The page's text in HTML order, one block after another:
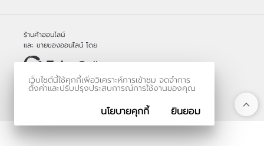
ร้านค้าออนไลน์
และ ขายของออนไลน์ โดย
© 2006-2026
Vevo Systems Co., Ltd.
เว็บไซต์นี้ใช้คุกกี้เพื่อวิเคราะห์การเข้าชม จดจำการ
ตั้งค่าและปรับปรุงประสบการณ์การใช้งานของคุณ
นโยบายคุกกี้ ยินยอม